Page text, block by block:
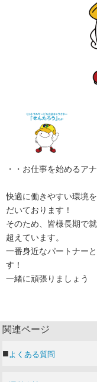
・・お仕事を始めるア
快適に働きやすい環境
だいております！
そのため、皆様長期で
超えています。
一番身近なパートナー
す！
一緒に頑張りましょう
関連ページ
よくある質問